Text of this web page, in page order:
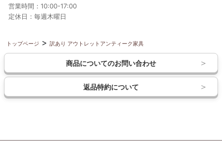
営業時間：10:00-17:00
定休日：毎週木曜日
トップページ 訳あり アウトレットアンティーク家具
商品についてのお問い合わせ
返品特約について